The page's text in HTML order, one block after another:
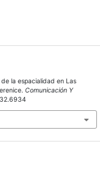
la espacialidad en Las
Comunicación Y